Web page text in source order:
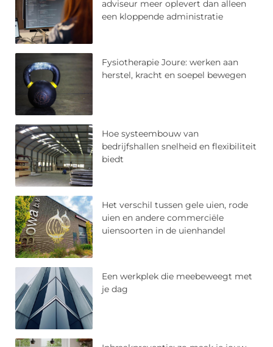
adviseur meer oplevert dan alleen
een kloppende administratie
Fysiotherapie Joure: werken aan
herstel, kracht en soepel bewegen
Hoe systeembouw van
bedrijfshallen snelheid en flexibiliteit
biedt
Het verschil tussen gele uien, rode
uien en andere commerciële
uiensoorten in de uienhandel
Een werkplek die meebeweegt met
je dag